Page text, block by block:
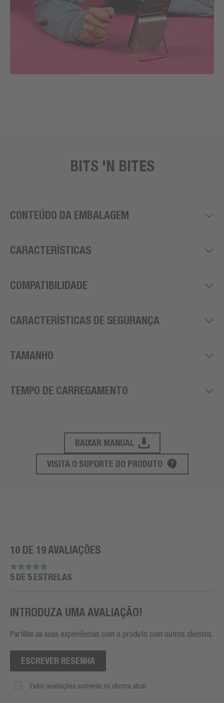
BITS 'N BITES
CONTEÚDO DA EMBALAGEM
CARACTERÍSTICAS
COMPATIBILIDADE
CARACTERÍSTICAS DE SEGURANÇA
TAMANHO
TEMPO DE CARREGAMENTO
SUPORTE AO PRODUTO
BAIXAR MANUAL
VISITA O SUPORTE DO PRODUTO
10 DE 19 AVALIAÇÕES
5 DE 5 ESTRELAS
INTRODUZA UMA AVALIAÇÃO!
Partilhe as suas experiências com o produto com outros clientes.
ESCREVER RESENHA
Exibir avaliações somente no idioma atual.